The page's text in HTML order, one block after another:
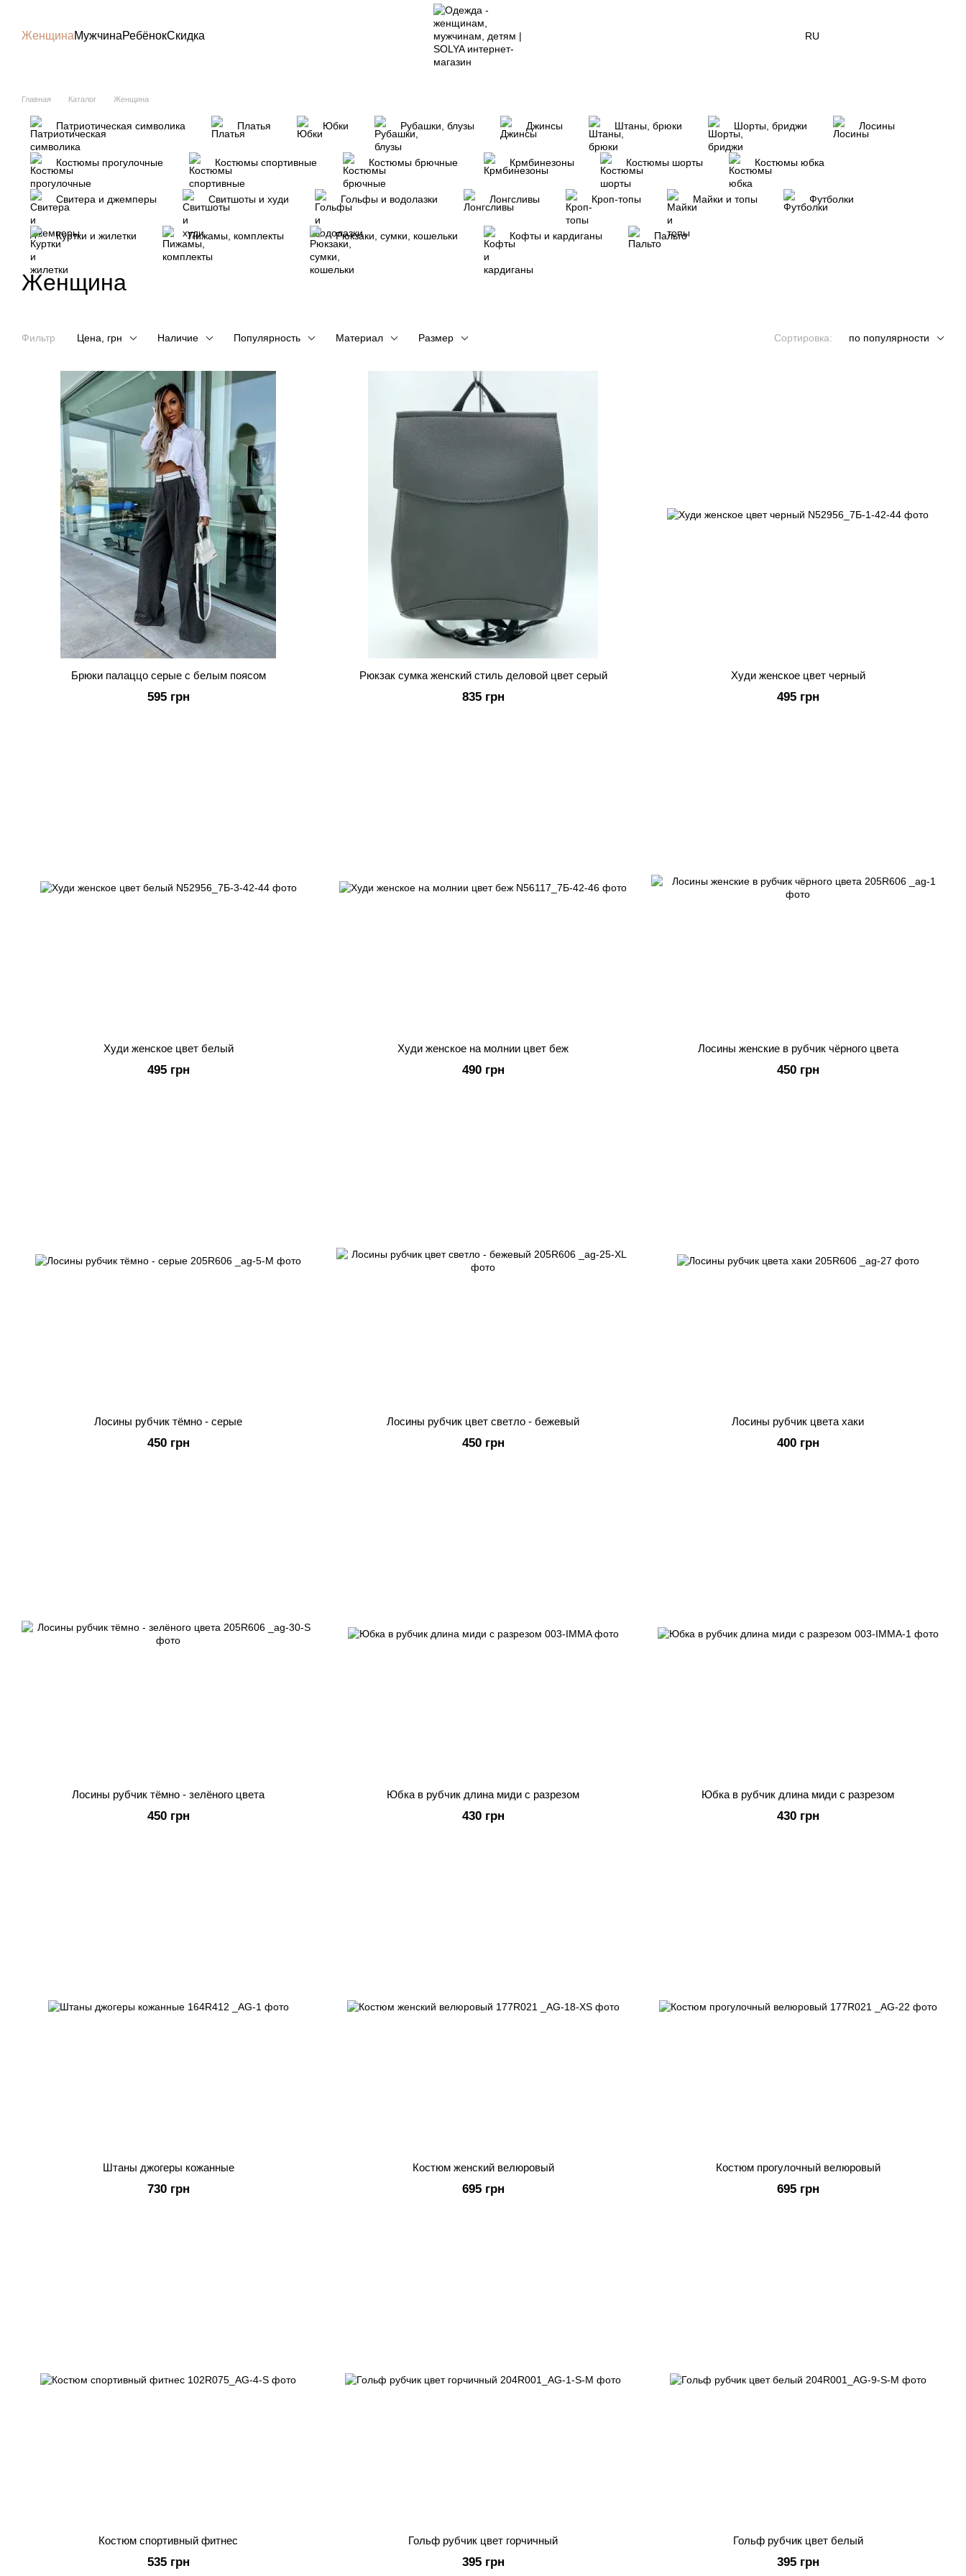
ЖенщинаМужчинаРебёнокСкидка RU
Главная Каталог Женщина
Патриотическая символика Платья Юбки Рубашки, блузы Джинсы Штаны, брюки Шорты, бриджи Лосины
Костюмы прогулочные Костюмы спортивные Костюмы брючные Крмбинезоны Костюмы шорты Костюмы юбка
Свитера и джемперы Свитшоты и худи Гольфы и водолазки Лонгсливы Кроп-топы Майки и топы Футболки
Куртки и жилетки Пижамы, комплекты Рюкзаки, сумки, кошельки Кофты и кардиганы Пальто
Женщина
Фильтр Цена, грн Наличие Популярность Материал Размер Сортировка: по популярности
Брюки палаццо серые с белым поясом
595 грн
Рюкзак сумка женский стиль деловой цвет серый
835 грн
Худи женское цвет черный
495 грн
Худи женское цвет белый
495 грн
Худи женское на молнии цвет беж
490 грн
Лосины женские в рубчик чёрного цвета
450 грн
Лосины рубчик тёмно - серые
450 грн
Лосины рубчик цвет светло - бежевый
450 грн
Лосины рубчик цвета хаки
400 грн
Лосины рубчик тёмно - зелёного цвета
450 грн
Юбка в рубчик длина миди с разрезом
430 грн
Юбка в рубчик длина миди с разрезом
430 грн
Штаны джогеры кожанные
730 грн
Костюм женский велюровый
695 грн
Костюм прогулочный велюровый
695 грн
Костюм спортивный фитнес
535 грн
Гольф рубчик цвет горчичный
395 грн
Гольф рубчик цвет белый
395 грн